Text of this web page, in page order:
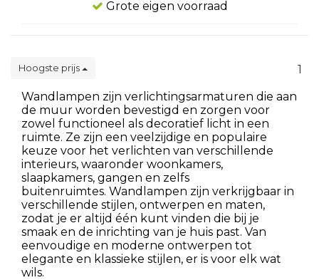
Grote eigen voorraad
Hoogste prijs
1
Wandlampen zijn verlichtingsarmaturen die aan
de muur worden bevestigd en zorgen voor
zowel functioneel als decoratief licht in een
ruimte. Ze zijn een veelzijdige en populaire
keuze voor het verlichten van verschillende
interieurs, waaronder woonkamers,
slaapkamers, gangen en zelfs
buitenruimtes. Wandlampen zijn verkrijgbaar in
verschillende stijlen, ontwerpen en maten,
zodat je er altijd één kunt vinden die bij je
smaak en de inrichting van je huis past. Van
eenvoudige en moderne ontwerpen tot
elegante en klassieke stijlen, er is voor elk wat
wils.